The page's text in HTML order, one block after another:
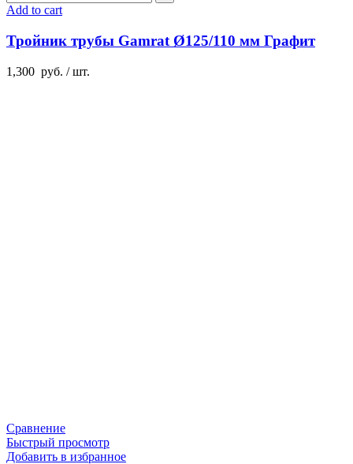
Add to cart
Тройник трубы Gamrat Ø125/110 мм Графит
1,300 руб. / шт.
Сравнение
Быстрый просмотр
Добавить в избранное